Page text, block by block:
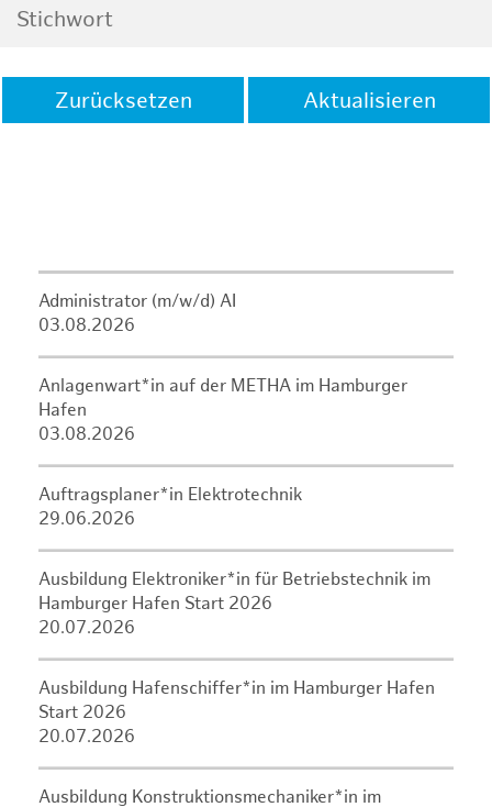
Zurücksetzen Aktualisieren
Administrator (m/w/d) AI
03.08.2026
Anlagenwart*in auf der METHA im Hamburger
Hafen
03.08.2026
Auftragsplaner*in Elektrotechnik
29.06.2026
Ausbildung Elektroniker*in für Betriebstechnik im
Hamburger Hafen Start 2026
20.07.2026
Ausbildung Hafenschiffer*in im Hamburger Hafen
Start 2026
20.07.2026
Ausbildung Konstruktionsmechaniker*in im